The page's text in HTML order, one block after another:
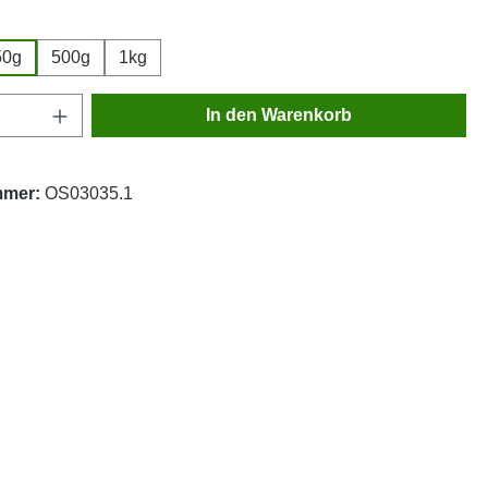
500g 1kg
Anzahl: Gib den gewünschten Wert ein
In den Warenkorb
OS03035.1